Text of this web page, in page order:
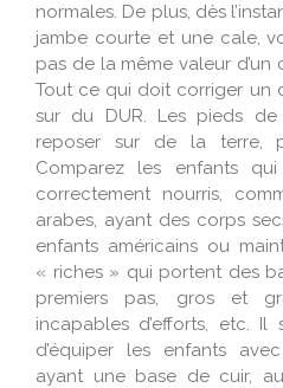
normales. De plus, dès
jambe courte et une cale,
pas de la même valeur d’un
Tout ce qui doit corriger un
sur du DUR. Les pieds
reposer sur de la terre,
Comparez les enfants
correctement nourris,
arabes, ayant des corps
enfants américains ou
« riches » qui portent des
premiers pas, gros et
incapables d’efforts, etc.
d’équiper les enfants
ayant une base de cuir,